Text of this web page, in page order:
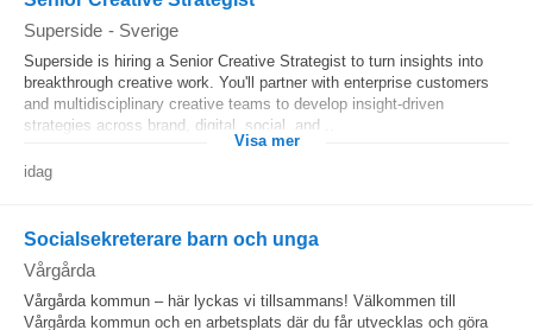
Superside - Sverige
Superside is hiring a Senior Creative Strategist to turn insights into
breakthrough creative work. You'll partner with enterprise customers
and multidisciplinary creative teams to develop insight-driven
strategies across brand, digital, social, and...
Visa mer
idag
Socialsekreterare barn och unga
Vårgårda
Vårgårda kommun – här lyckas vi tillsammans! Välkommen till
Vårgårda kommun och en arbetsplats där du får utvecklas och göra